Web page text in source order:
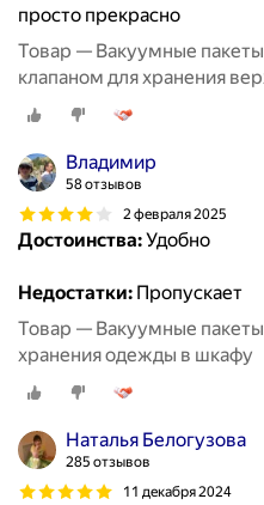
просто прекрасно
Товар — Вакуумные
клапаном для хранения
штуки
Владимир
58 отзывов
2 февраля 2025
Достоинства:Удобно
Недостатки: Пропускает
Товар — Вакуумные
хранения одежды в шкафу
Наталья Белогузова
285 отзывов
11 декабря 2024